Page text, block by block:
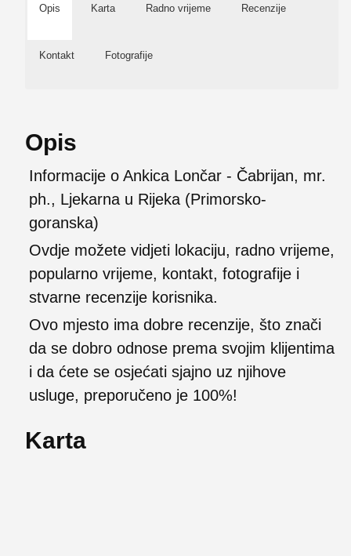
Opis Karta Radno vrijeme Recenzije
Kontakt Fotografije
Opis
Informacije o Ankica Lončar - Čabrijan, mr.
ph., Ljekarna u Rijeka (Primorsko-
goranska)
Ovdje možete vidjeti lokaciju, radno vrijeme,
popularno vrijeme, kontakt, fotografije i
stvarne recenzije korisnika.
Ovo mjesto ima dobre recenzije, što znači
da se dobro odnose prema svojim klijentima
i da ćete se osjećati sjajno uz njihove
usluge, preporučeno je 100%!
Karta